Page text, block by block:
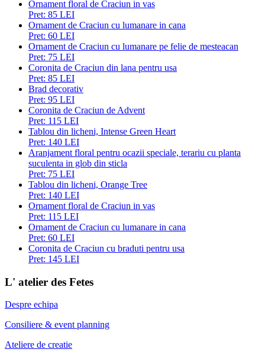
Ornament floral de Craciun in vas
Pret: 85 LEI
Ornament de Craciun cu lumanare in cana
Pret: 60 LEI
Ornament de Craciun cu lumanare pe felie de mesteacan
Pret: 75 LEI
Coronita de Craciun din lana pentru usa
Pret: 85 LEI
Brad decorativ
Pret: 95 LEI
Coronita de Craciun de Advent
Pret: 115 LEI
Tablou din licheni, Intense Green Heart
Pret: 140 LEI
Aranjament floral pentru ocazii speciale, terariu cu planta
suculenta in glob din sticla
Pret: 75 LEI
Tablou din licheni, Orange Tree
Pret: 140 LEI
Ornament floral de Craciun in vas
Pret: 115 LEI
Ornament de Craciun cu lumanare in cana
Pret: 60 LEI
Coronita de Craciun cu braduti pentru usa
Pret: 145 LEI
L' atelier des Fetes
Despre echipa
Consiliere & event planning
Ateliere de creatie